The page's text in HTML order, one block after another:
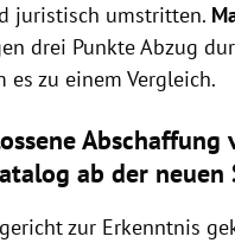
juristisch umstritten.
drei Punkte Abzug
es zu einem Vergleich.
ab der neuen
zur Erkenntnis